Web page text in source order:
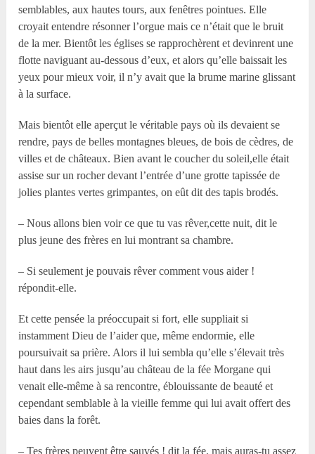
semblables, aux hautes tours, aux fenêtres pointues. Elle
croyait entendre résonner l’orgue mais ce n’était que le bruit
de la mer. Bientôt les églises se rapprochèrent et devinrent une
flotte naviguant au-dessous d’eux, et alors qu’elle baissait les
yeux pour mieux voir, il n’y avait que la brume marine glissant
à la surface.
Mais bientôt elle aperçut le véritable pays où ils devaient se
rendre, pays de belles montagnes bleues, de bois de cèdres, de
villes et de châteaux. Bien avant le coucher du soleil,elle était
assise sur un rocher devant l’entrée d’une grotte tapissée de
jolies plantes vertes grimpantes, on eût dit des tapis brodés.
– Nous allons bien voir ce que tu vas rêver,cette nuit, dit le
plus jeune des frères en lui montrant sa chambre.
– Si seulement je pouvais rêver comment vous aider !
répondit-elle.
Et cette pensée la préoccupait si fort, elle suppliait si
instamment Dieu de l’aider que, même endormie, elle
poursuivait sa prière. Alors il lui sembla qu’elle s’élevait très
haut dans les airs jusqu’au château de la fée Morgane qui
venait elle-même à sa rencontre, éblouissante de beauté et
cependant semblable à la vieille femme qui lui avait offert des
baies dans la forêt.
– Tes frères peuvent être sauvés ! dit la fée, mais auras-tu assez